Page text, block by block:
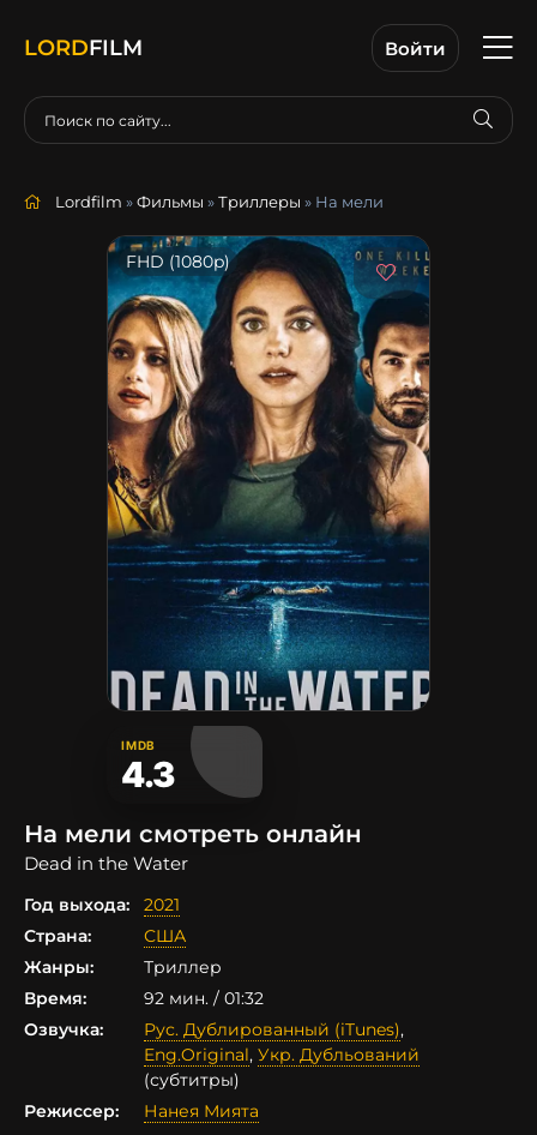
LORDFILM Войти
Lordfilm »Фильмы »Триллеры » На мели
FHD (1080p)
IMDB
4.3
На мели смотреть онлайн
Dead in the Water
Год выхода:
2021
Страна:
США
Жанры:
Триллер
Время:
92 мин. / 01:32
Озвучка:
Рус. Дублированный (iTunes),
Eng.Original, Укр. Дубльований
(субтитры)
Режиссер:
Нанея Мията